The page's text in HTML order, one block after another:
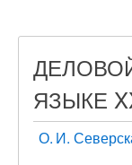
ЯЗЫКЕ
О. И.